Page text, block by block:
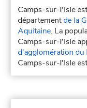
Camps-sur-l'Isle
départementde la
Aquitaine. La
Camps-sur-l'Isle
d'agglomération du
Camps-sur-l'Isle